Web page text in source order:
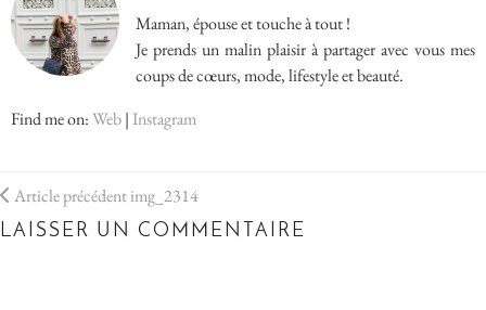
Maman, épouse et touche à tout !
Je prends un malin plaisir à partager avec vous mes
coups de cœurs, mode, lifestyle et beauté.
Find me on:Web| Instagram
Article précédentimg_2314
LAISSER UN COMMENTAIRE